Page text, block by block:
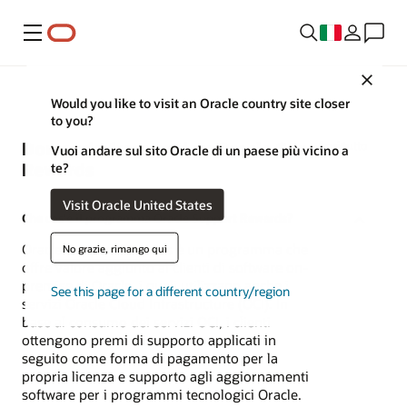
Menu
Would you like to visit an Oracle country site closer
to you?
Vuoi andare sul sito Oracle di un paese più vicino a
te?
Visit Oracle United States
No grazie, rimango qui
See this page for a different country/region
Domande frequenti su Oracle Support
Rewards
Apri tutto
Che cos'è il programma Oracle Support Rewards?
Oracle Support Rewards è un programma che
offre valore aggiunto ai clienti di software on-
premise di Oracle, i quali utilizzano anche i
servizi Oracle Cloud Infrastructure (OCI). In
base al consumo dei servizi OCI, i clienti
ottengono premi di supporto applicati in
seguito come forma di pagamento per la
propria licenza e supporto agli aggiornamenti
software per i programmi tecnologici Oracle.